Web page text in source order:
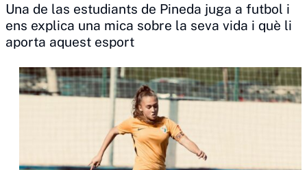
Una de las estudiants de Pineda juga a futbol i
ens explica una mica sobre la seva vida i què li
aporta aquest esport